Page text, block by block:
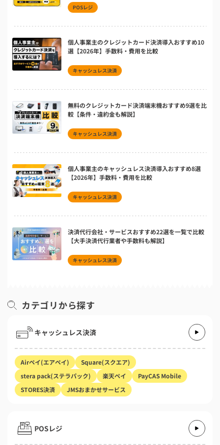
POSレジ
個人事業主のクレジットカード決済導入おすすめ10
選【2026年】手数料・費用を比較
キャッシュレス決済
無料のクレジットカード決済端末機おすすめ9選を比
較【条件・違約金も解説】
キャッシュレス決済
個人事業主のキャッシュレス決済導入おすすめ8選
【2026年】手数料・費用を比較
キャッシュレス決済
決済代行会社・サービスおすすめ22選を一覧で比較
【大手決済代行業者や手数料も解説】
キャッシュレス決済
カテゴリから探す
キャッシュレス決済
Airペイ(エアペイ)
Square(スクエア)
stera pack(ステラパック)
楽天ペイ
PayCAS Mobile
STORES決済
JMSおまかせサービス
POSレジ